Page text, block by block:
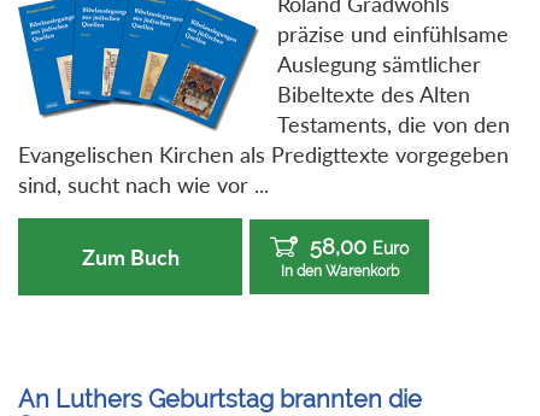
präzise und einfühlsame
Auslegung sämtlicher
Bibeltexte des Alten
Testaments, die von den
Evangelischen Kirchen als Predigttexte vorgegeben
sind, sucht nach wie vor ...
Zum Buch 58,00 Euro
In den Warenkorb
An Luthers Geburtstag brannten die